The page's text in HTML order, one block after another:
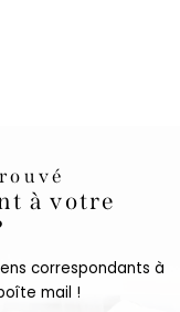
à votre
correspondants à
mail !